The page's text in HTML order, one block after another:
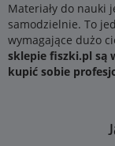
Materiały do nauki
samodzielnie. To
wymagające dużo
sklepie fiszki.pl są
kupić sobie